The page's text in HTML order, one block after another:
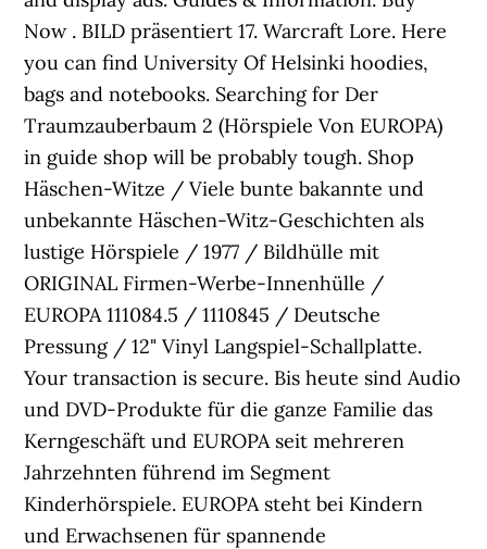
Now . BILD präsentiert 17. Warcraft Lore. Here
you can find University Of Helsinki hoodies,
bags and notebooks. Searching for Der
Traumzauberbaum 2 (Hörspiele Von EUROPA)
in guide shop will be probably tough. Shop
Häschen-Witze / Viele bunte bakannte und
unbekannte Häschen-Witz-Geschichten als
lustige Hörspiele / 1977 / Bildhülle mit
ORIGINAL Firmen-Werbe-Innenhülle /
EUROPA 111084.5 / 1110845 / Deutsche
Pressung / 12" Vinyl Langspiel-Schallplatte.
Your transaction is secure. Bis heute sind Audio
und DVD-Produkte für die ganze Familie das
Kerngeschäft und EUROPA seit mehreren
Jahrzehnten führend im Segment
Kinderhörspiele. EUROPA steht bei Kindern
und Erwachsenen für spannende